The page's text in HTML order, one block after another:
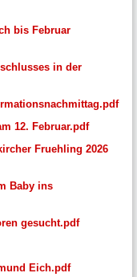
bis Februar
in der
12. Februar.pdf
Fruehling 2026
Baby ins
gesucht.pdf
Eich.pdf